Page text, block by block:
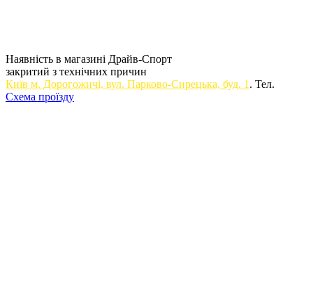
Наявність в магазині Драйв-Спорт
закритий з технічних причин
Київ м. Дорогожичi, вул. Парково-Сирецька, буд. 1 . Тел.
Схема проїзду